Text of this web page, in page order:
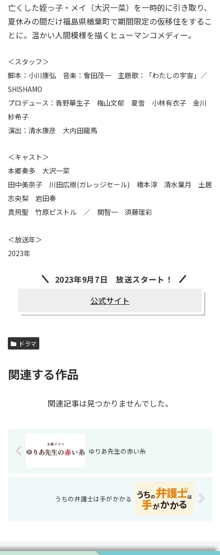
亡くした姪っ子・メイ（大沢一菜）を一時的に引き取り、
夏休みの間だけ福島県楢葉町で期間限定の仮移住をするこ
とに。温かい人間模様を描くヒューマンコメディー。
＜スタッフ＞
脚本：小川康弘 音楽：會田茂一 主題歌：「わたしの宇宙」／
SHISHAMO
プロデュース：青野華生子 梅山文郁 夏雪 小林有衣子 金川
紗希子
演出：清水康彦 大内田龍馬
＜キャスト＞
本郷奏多 大沢一菜
田中美奈子 川田広樹(ガレッジセール) 橋本淳 清水葉月 土居
志央梨 岩田奏
真飛聖 竹原ピストル ／ 関智一 須藤理彩
＜放送年＞
2023年
2023年9月7日 放送スタート！
公式サイト
ドラマ
関連する作品
関連記事は見つかりませんでした。
ゆりあ先生の赤い糸
うちの弁護士は手がかかる